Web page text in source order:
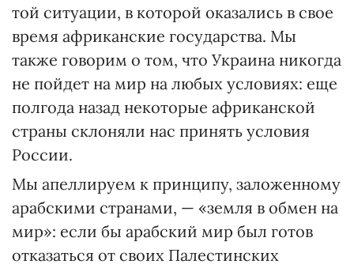
той ситуации, в которой оказались в свое
время африканские государства. Мы
также говорим о том, что Украина никогда
не пойдет на мир на любых условиях: еще
полгода назад некоторые африканской
страны склоняли нас принять условия
России.
Мы апеллируем к принципу, заложенному
арабскими странами, — «земля в обмен на
мир»: если бы арабский мир был готов
отказаться от своих Палестинских